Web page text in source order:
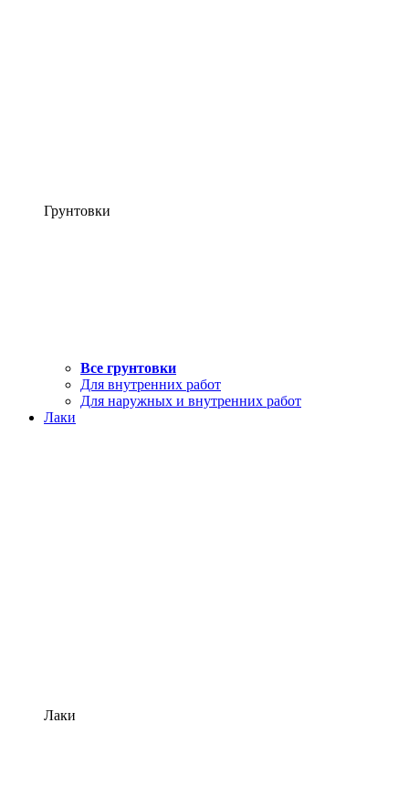
Грунтовки
Все грунтовки
Для внутренних работ
Для наружных и внутренних работ
Лаки
Лаки